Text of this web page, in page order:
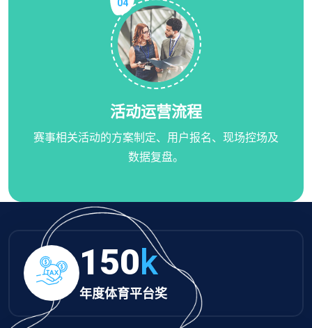
04
活动运营流程
赛事相关活动的方案制定、用户报名、现场控场及
数据复盘。
150k
年度体育平台奖